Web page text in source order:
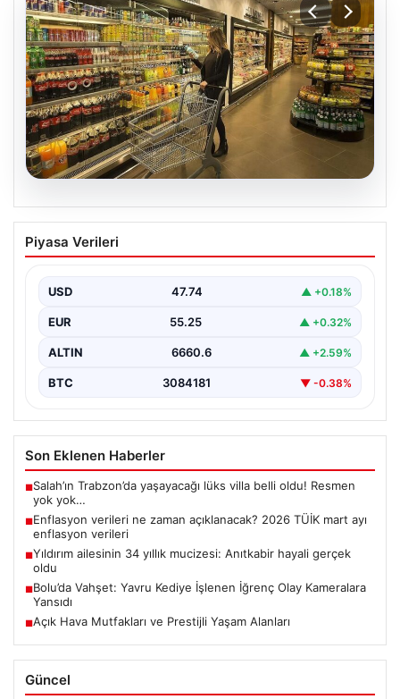
07.08.2026
Enflasyon verileri ne zaman
açıklanacak? 2026 TÜİK mart ayı
Piyasa Verileri
USD 47.74 ▲ +0.18%
EUR 55.25 ▲ +0.32%
ALTIN 6660.6 ▲ +2.59%
BTC 3084181 ▼ -0.38%
Son Eklenen Haberler
■Salah’ın Trabzon’da yaşayacağı lüks villa belli oldu! Resmen
yok yok…
■Enflasyon verileri ne zaman açıklanacak? 2026 TÜİK mart ayı
enflasyon verileri
■Yıldırım ailesinin 34 yıllık mucizesi: Anıtkabir hayali gerçek
oldu
■Bolu’da Vahşet: Yavru Kediye İşlenen İğrenç Olay Kameralara
Yansıdı
■Açık Hava Mutfakları ve Prestijli Yaşam Alanları
Güncel